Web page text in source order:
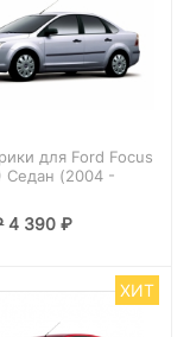
для Ford Focus
Седан (2004 -
4 390₽
ХИТ